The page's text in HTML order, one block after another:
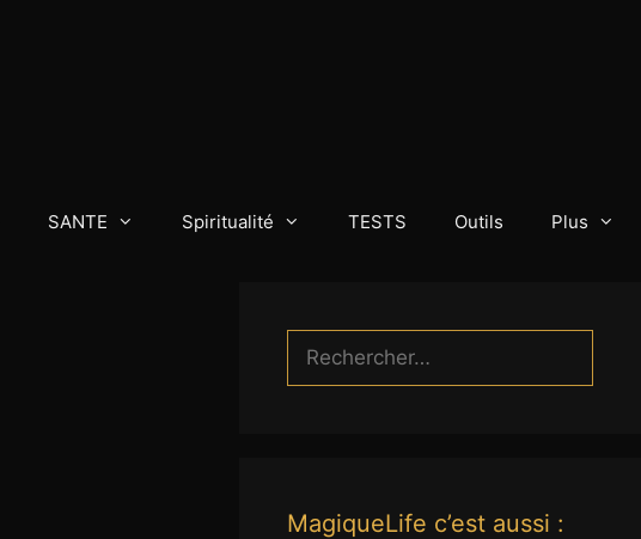
SANTE Spiritualité TESTS Outils Plus
Rechercher :
MagiqueLife c’est aussi :